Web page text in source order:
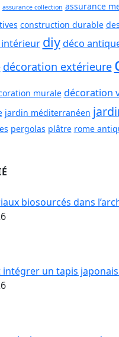
assurance collection assurance
construction durable
diy déco
décoration extérieure
murale décoration
jardin méditerranéen
pergolas plâtre rome
biosourcés dans
intégrer un tapis